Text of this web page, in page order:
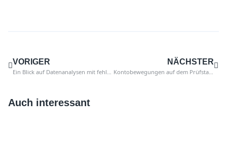
VORIGER
Ein Blick auf Datenanalysen mit fehlender Zugehörigkeit?
NÄCHSTER
Kontobewegungen auf dem Prüfstand von SAP
Auch interessant